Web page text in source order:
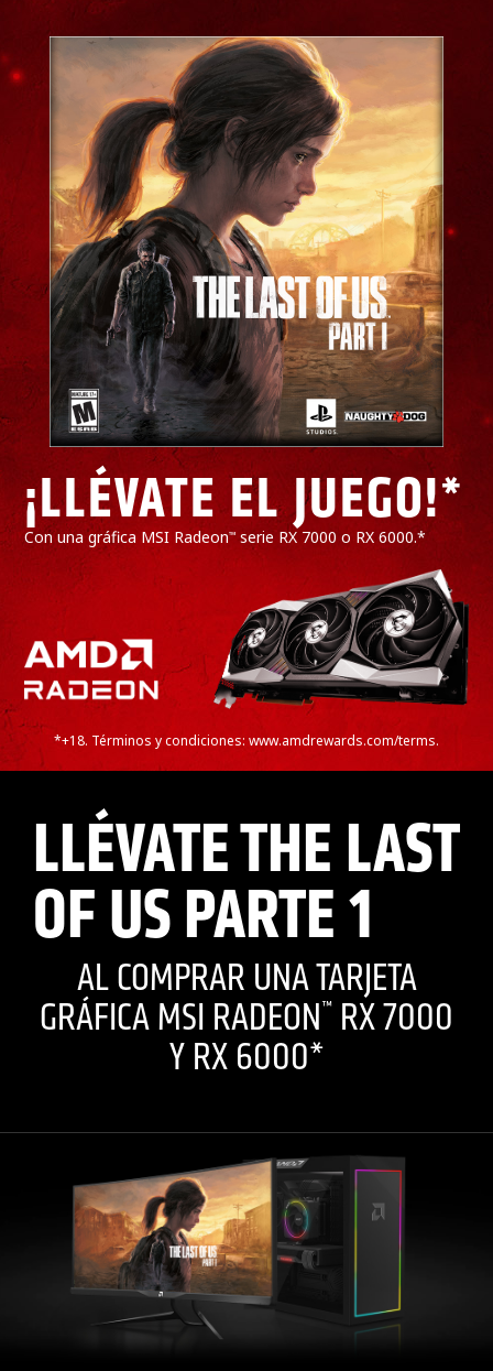
¡LLÉVATE EL JUEGO!*
Con una gráfica MSI Radeon™ serie RX 7000 o RX 6000.*
*+18. Términos y condiciones: www.amdrewards.com/terms.
LLÉVATE THE LAST
OF US PARTE 1
AL COMPRAR UNA TARJETA
GRÁFICA MSI RADEON™ RX 7000
Y RX 6000*